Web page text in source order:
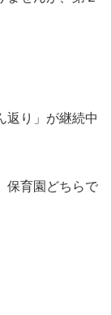
返り」が継続中
保育園どちらで